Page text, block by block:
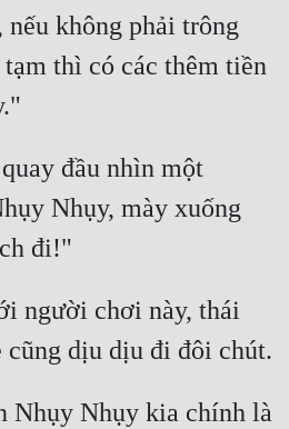
không phải trông
thì có các thêm tiền
đầu nhìn một
Nhụy, mày xuống
người chơi này, thái
Nhụy Nhụy kia chính là